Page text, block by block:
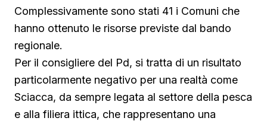
Complessivamente sono stati 41 i Comuni che
hanno ottenuto le risorse previste dal bando
regionale.
Per il consigliere del Pd, si tratta di un risultato
particolarmente negativo per una realtà come
Sciacca, da sempre legata al settore della pesca
e alla filiera ittica, che rappresentano una